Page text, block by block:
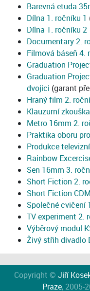
Barevná etuda
Dílna 1. ročníku 1
Dílna 1. ročníku 2
Documentary 2.
Filmová báseň 4.
Graduation
Graduation
dvojici (garant
Hraný film 2.
Klauzurní
Metro 16mm 2.
Praktika oboru
Produkce
Rainbow
Sen 16mm 3.
Short Fiction 2.
Short Fiction
Společné cvičení
TV experiment 2.
Výběrový modul
Živý střih divadlo
Copyright © Jiří
Praze, 2005-